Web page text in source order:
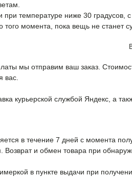
температуре ниже 30 градусов, с
момента, пока вещь не станет
мы отправим ваш заказ.
вас.
курьерской службой Яндекс, а
в течение 7 дней с момента
Возврат и обмен товара при
в пункте выдачи при